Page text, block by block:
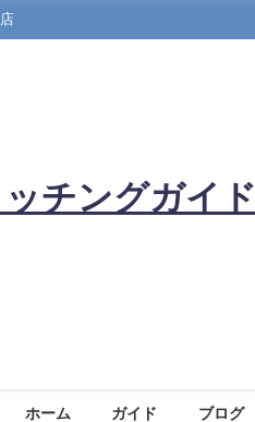
チングガイド
ホーム ガイド ブログ